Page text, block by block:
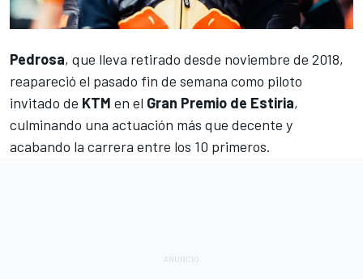
Pedrosa, que lleva retirado desde noviembre de 2018,
reapareció el pasado fin de semana como piloto
invitado de KTM en el Gran Premio de Estiria,
culminando una actuación más que decente y
acabando la carrera entre los 10 primeros.